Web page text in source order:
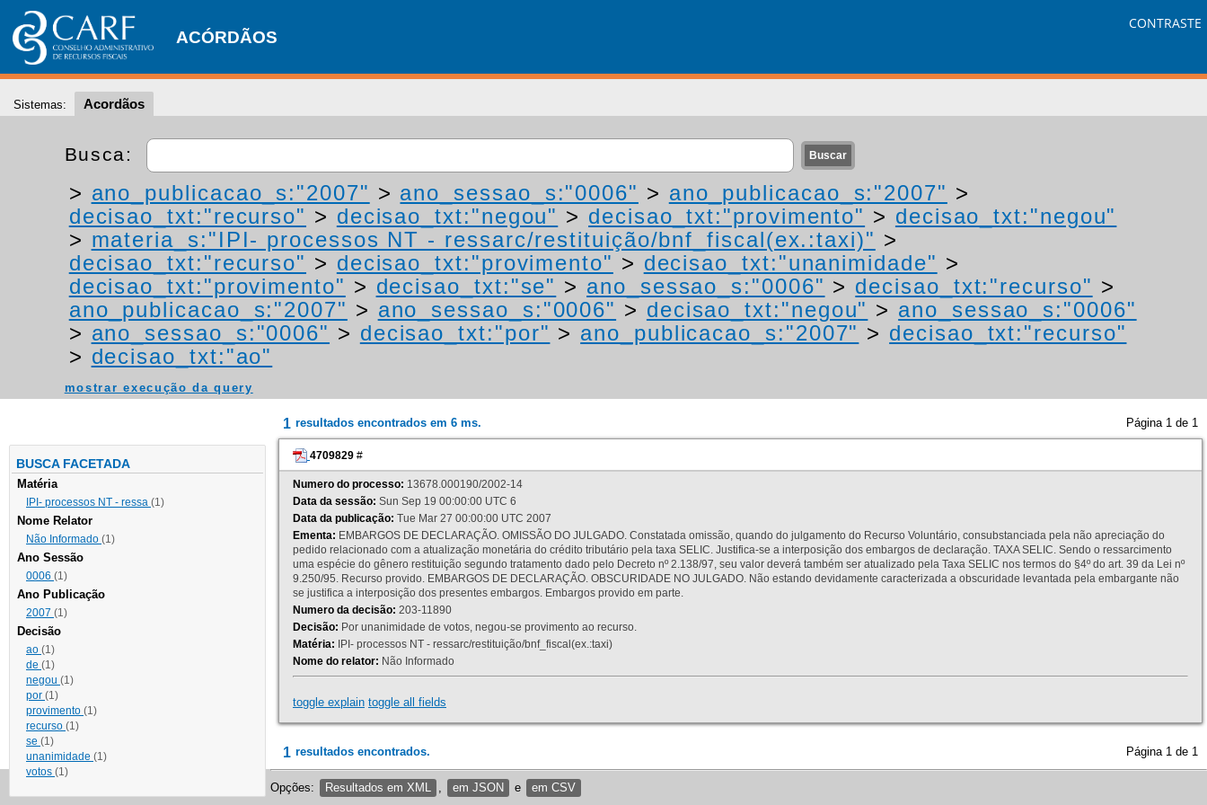
ACÓRDÃOS
CONTRASTE
Sistemas: Acordãos
Busca:
> ano_publicacao_s:"2007" > ano_sessao_s:"0006" > ano_publicacao_s:"2007" >
decisao_txt:"recurso" > decisao_txt:"negou" > decisao_txt:"provimento" > decisao_txt:"negou"
> materia_s:"IPI- processos NT - ressarc/restituição/bnf_fiscal(ex.:taxi)" >
decisao_txt:"recurso" > decisao_txt:"provimento" > decisao_txt:"unanimidade" >
decisao_txt:"provimento" > decisao_txt:"se" > ano_sessao_s:"0006" > decisao_txt:"recurso" >
ano_publicacao_s:"2007" > ano_sessao_s:"0006" > decisao_txt:"negou" > ano_sessao_s:"0006"
> ano_sessao_s:"0006" > decisao_txt:"por" > ano_publicacao_s:"2007" > decisao_txt:"recurso"
> decisao_txt:"ao"
mostrar execução da query
BUSCA FACETADA
Matéria
IPI- processos NT - ressa (1)
Nome Relator
Não Informado (1)
Ano Sessão
0006 (1)
Ano Publicação
2007 (1)
Decisão
ao (1)
de (1)
negou (1)
por (1)
provimento (1)
recurso (1)
se (1)
unanimidade (1)
votos (1)
1 resultados encontrados em 6 ms. Página 1 de 1
4709829 #
Numero do processo: 13678.000190/2002-14
Data da sessão: Sun Sep 19 00:00:00 UTC 6
Data da publicação: Tue Mar 27 00:00:00 UTC 2007
Ementa: EMBARGOS DE DECLARAÇÃO. OMISSÃO DO JULGADO. Constatada omissão, quando do julgamento do Recurso Voluntário, consubstanciada pela não apreciação do
pedido relacionado com a atualização monetária do crédito tributário pela taxa SELIC. Justifica-se a interposição dos embargos de declaração. TAXA SELIC. Sendo o ressarcimento
uma espécie do gênero restituição segundo tratamento dado pelo Decreto nº 2.138/97, seu valor deverá também ser atualizado pela Taxa SELIC nos termos do §4º do art. 39 da Lei nº
9.250/95. Recurso provido. EMBARGOS DE DECLARAÇÃO. OBSCURIDADE NO JULGADO. Não estando devidamente caracterizada a obscuridade levantada pela embargante não
se justifica a interposição dos presentes embargos. Embargos provido em parte.
Numero da decisão: 203-11890
Decisão: Por unanimidade de votos, negou-se provimento ao recurso.
Matéria: IPI- processos NT - ressarc/restituição/bnf_fiscal(ex.:taxi)
Nome do relator: Não Informado
toggle explain toggle all fields
1 resultados encontrados. Página 1 de 1
Opções: Resultados em XML em JSON e em CSV